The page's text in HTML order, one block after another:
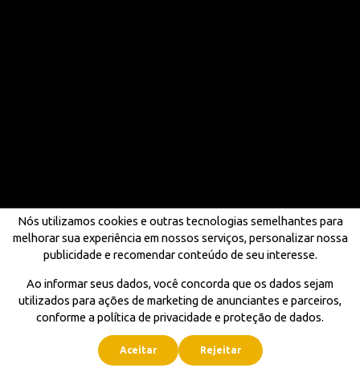
Nós utilizamos cookies e outras tecnologias semelhantes para
melhorar sua experiência em nossos serviços, personalizar nossa
publicidade e recomendar conteúdo de seu interesse.
Ao informar seus dados, você concorda que os dados sejam
utilizados para ações de marketing de anunciantes e parceiros,
conforme a política de privacidade e proteção de dados.
Aceitar Rejeitar